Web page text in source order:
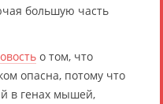
большую часть
о том, что
опасна, потому что
в генах мышей,